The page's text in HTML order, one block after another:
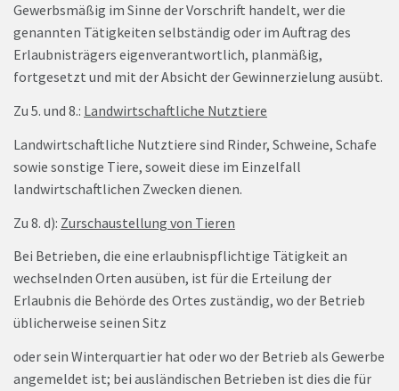
Gewerbsmäßig im Sinne der Vorschrift handelt, wer die
genannten Tätigkeiten selbständig oder im Auftrag des
Erlaubnisträgers eigenverantwortlich, planmäßig,
fortgesetzt und mit der Absicht der Gewinnerzielung ausübt.
Zu 5. und 8.: Landwirtschaftliche Nutztiere
Landwirtschaftliche Nutztiere sind Rinder, Schweine, Schafe
sowie sonstige Tiere, soweit diese im Einzelfall
landwirtschaftlichen Zwecken dienen.
Zu 8. d): Zurschaustellung von Tieren
Bei Betrieben, die eine erlaubnispflichtige Tätigkeit an
wechselnden Orten ausüben, ist für die Erteilung der
Erlaubnis die Behörde des Ortes zuständig, wo der Betrieb
üblicherweise seinen Sitz
oder sein Winterquartier hat oder wo der Betrieb als Gewerbe
angemeldet ist; bei ausländischen Betrieben ist dies die für